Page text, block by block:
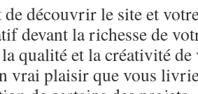
de découvrir le site et
devant la richesse de
qualité et la créativité
vrai plaisir que vous